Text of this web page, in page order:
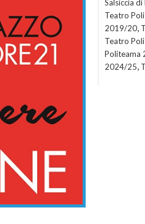
Salsiccia di
Teatro
2019/20,
Teatro
Politeama
2024/25,